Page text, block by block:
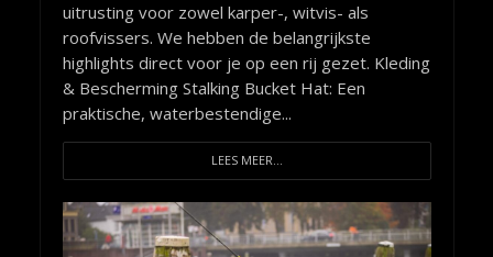
uitrusting voor zowel karper-, witvis- als
roofvissers. We hebben de belangrijkste
highlights direct voor je op een rij gezet. Kleding
& Bescherming Stalking Bucket Hat: Een
praktische, waterbestendige...
LEES MEER...